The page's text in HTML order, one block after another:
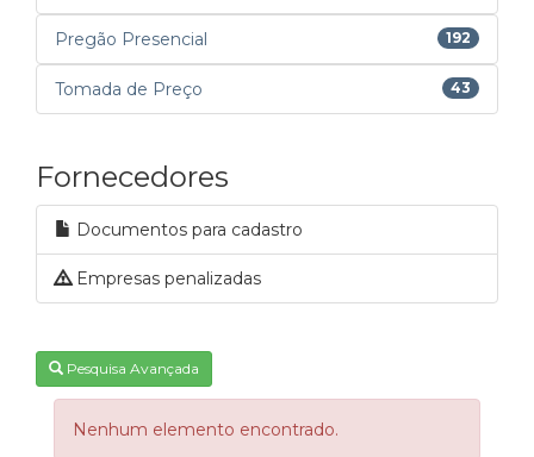
Pregão Presencial 192
Tomada de Preço 43
Fornecedores
Documentos para cadastro
Empresas penalizadas
Pesquisa Avançada
Nenhum elemento encontrado.